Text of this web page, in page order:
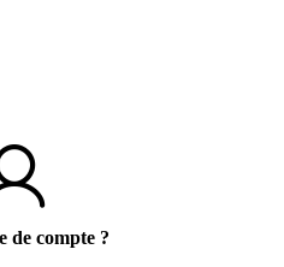
de compte ?